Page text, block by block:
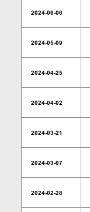
2024-06-06
2024-05-09
2024-04-25
2024-04-02
2024-03-21
2024-03-07
2024-02-28